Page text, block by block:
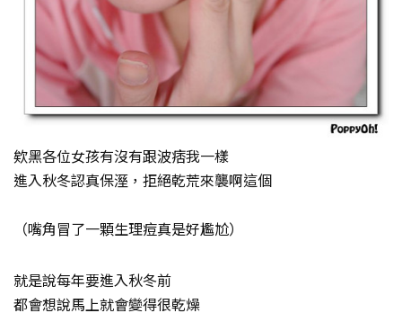
欸黑各位女孩有沒有跟波痞我一樣
進入秋冬認真保溼，拒絕乾荒來襲啊這個
（嘴角冒了一顆生理痘真是好尷尬）
就是說每年要進入秋冬前
都會想說馬上就會變得很乾燥